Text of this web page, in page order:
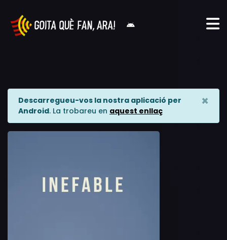
Descarregueu-vos la nostra aplicació per
Android. La trobareu en aquest enllaç
×